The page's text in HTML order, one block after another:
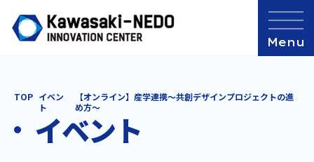
TOP イベン
ト
【オンライン】産学連携～共創デザインプロジェクトの進
め方～
イベント